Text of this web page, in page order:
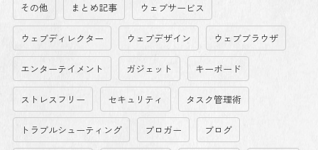
その他 まとめ記事 ウェブサービス
ウェブディレクター ウェブデザイン ウェブブラウザ
エンターテイメント ガジェット キーボード
ストレスフリー セキュリティ タスク管理術
トラブルシューティング ブロガー ブログ